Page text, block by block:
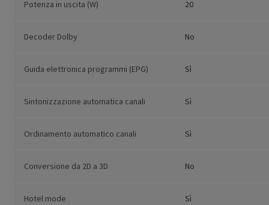
Potenza in uscita (W) 20
Decoder Dolby No
Guida elettronica programmi (EPG) Sì
Sintonizzazione automatica canali Sì
Ordinamento automatico canali Sì
Conversione da 2D a 3D No
Hotel mode Sì